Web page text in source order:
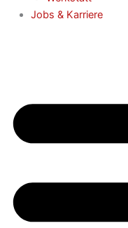
Jobs & Karriere